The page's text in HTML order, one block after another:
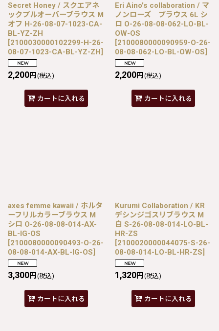
Secret Honey / スクエアネ
ックプルオーバーブラウス M
オフ H-26-08-07-1023-CA-
BL-YZ-ZH
[2100030000102299-H-26-
08-07-1023-CA-BL-YZ-ZH]
2,200円 (税込)
カートに入れる
Eri Aino's collaboration / マ
ノンローズ ブラウス 6L シ
ロ O-26-08-08-062-LO-BL-
OW-OS
[2100080000090959-O-26-
08-08-062-LO-BL-OW-OS]
2,200円 (税込)
カートに入れる
axes femme kawaii / ホルタ
ーフリルカラーブラウス M
シロ O-26-08-08-014-AX-
BL-IG-OS
[2100080000090493-O-26-
08-08-014-AX-BL-IG-OS]
3,300円 (税込)
カートに入れる
Kurumi Collaboration / KR
デシンジゴスリブラウス M
白 S-26-08-08-014-LO-BL-
HR-ZS
[2100020000044075-S-26-
08-08-014-LO-BL-HR-ZS]
1,320円 (税込)
カートに入れる